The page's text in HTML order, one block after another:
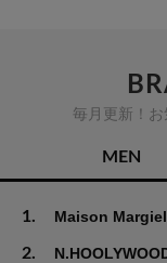
毎月更新！
MEN
1. Maison
2.